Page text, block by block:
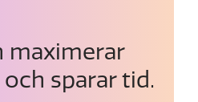
maximerar
och sparar tid.